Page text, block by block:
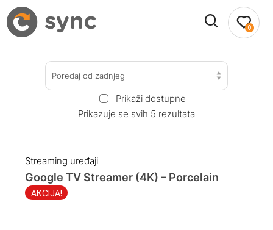
0
Poredaj od zadnjeg
Prikaži dostupne
Prikazuje se svih 5 rezultata
Streaming uređaji
AKCIJA!
Google TV Streamer (4K) – Porcelain